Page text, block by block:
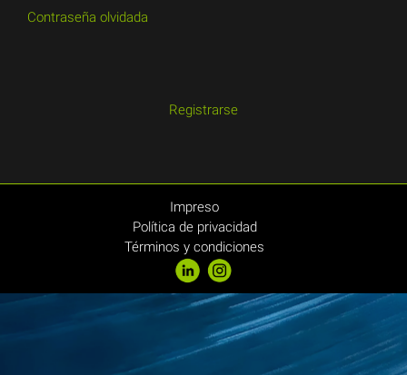
Contraseña olvidada
Registrarse
Impreso
Política de privacidad
Términos y condiciones